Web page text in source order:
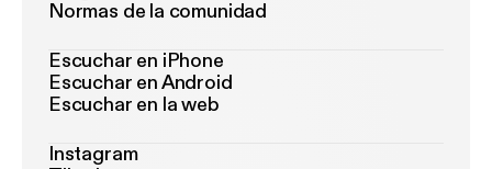
Normas de la comunidad
Escuchar en iPhone
Escuchar en Android
Escuchar en la web
Instagram